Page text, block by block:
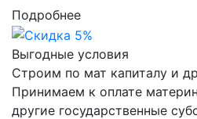
Подробнее
Выгодные условия
Строим по мат капиталу и
Принимаем к оплате
другие государственные